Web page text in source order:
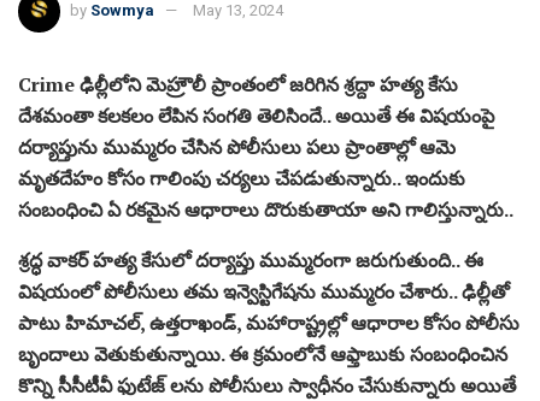
by Sowmya May 13, 2024
Crime ఢిల్లీలోని మెహ్రౌలీ ప్రాంతంలో జరిగిన శ్రద్దా హత్య కేసు
దేశమంతా కలకలం లేపిన సంగతి తెలిసిందే.. అయితే ఈ విషయంపై
దర్యాప్తును ముమ్మరం చేసిన పోలీసులు పలు ప్రాంతాల్లో ఆమె
మృతదేహం కోసం గాలింపు చర్యలు చేపడుతున్నారు.. ఇందుకు
సంబంధించి ఏ రకమైన ఆధారాలు దొరుకుతాయా అని గాలిస్తున్నారు..
శ్రద్ధ వాకర్ హత్య కేసులో దర్యాప్తు ముమ్మరంగా జరుగుతుంది.. ఈ
విషయంలో పోలీసులు తమ ఇన్వెస్టిగేషను ముమ్మరం చేశారు.. ఢిల్లీతో
పాటు హిమాచల్, ఉత్తరాఖండ్, మహారాష్ట్రల్లో ఆధారాల కోసం పోలీసు
బృందాలు వెతుకుతున్నాయి. ఈ క్రమంలోనే ఆఫ్తాబుకు సంబంధించిన
కొన్ని సీసీటీవీ ఫుటేజ్ లను పోలీసులు స్వాధీనం చేసుకున్నారు అయితే